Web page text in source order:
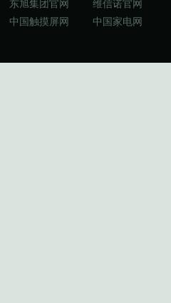
东旭集团官网 维信诺官网
中国触摸屏网
中国家电网